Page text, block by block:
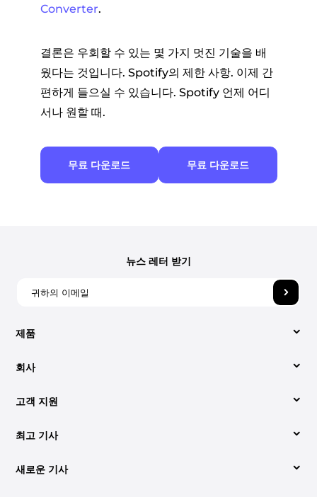
Converter.
결론은 우회할 수 있는 몇 가지 멋진 기술을 배
웠다는 것입니다. Spotify의 제한 사항. 이제 간
편하게 들으실 수 있습니다. Spotify 언제 어디
서나 원할 때.
무료 다운로드 무료 다운로드
제품
비디오 컨버터
최고 기사
변환하는 쉬운 방법 Spotify 에 MP3 (2026년 업데이트)
새로운 기사
고객 지원
지원 센터
사용법
회사
회사 소개
당사에 문의해 주세요.
약관
뉴스 레터 받기